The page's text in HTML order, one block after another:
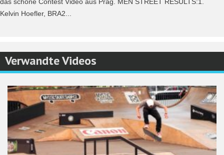
Kelvin Hoefler, BRA2...
Verwandte Videos